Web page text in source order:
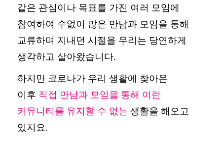
같은 관심이나 목표를 가진 여러 모임에
참여하여 수없이 많은 만남과 모임을 통해
교류하며 지내던 시절을 우리는 당연하게
생각하고 살아왔습니다.
하지만 코로나가 우리 생활에 찾아온
이후 직접 만남과 모임을 통해 이런
커뮤니티를 유지할 수 없는 생활을 해오고
있지요.